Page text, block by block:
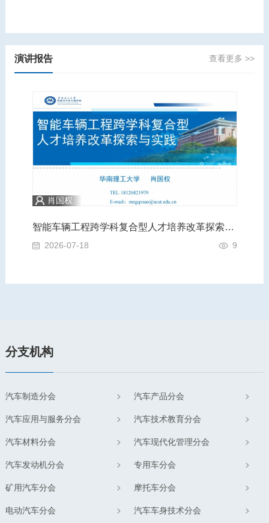
演讲报告 查看更多 >>
肖国权
智能车辆工程跨学科复合型人才培养改革探索与实践
2026-07-18 9
分支机构
汽车制造分会 汽车产品分会
汽车应用与服务分会 汽车技术教育分会
汽车材料分会 汽车现代化管理分会
汽车发动机分会 专用车分会
矿用汽车分会 摩托车分会
电动汽车分会 汽车车身技术分会